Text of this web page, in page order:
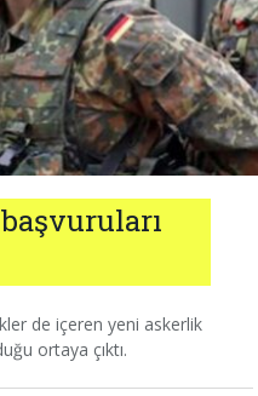
de içeren yeni askerlik
ortaya çıktı.